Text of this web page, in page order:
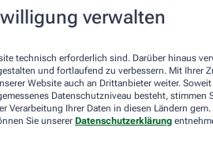
verwalten
technisch erforderlich sind. Darüber hinaus
und fortlaufend zu verbessern. Mit Ihrer
Website auch an Drittanbieter weiter. Soweit
Datenschutzniveau besteht, stimmen
Verarbeitung Ihrer Daten in diesen Ländern
Sie unserer Datenschutzerklärung
Apotheken. Diese starke
Sie da.
Patienten sind für uns
und digitale